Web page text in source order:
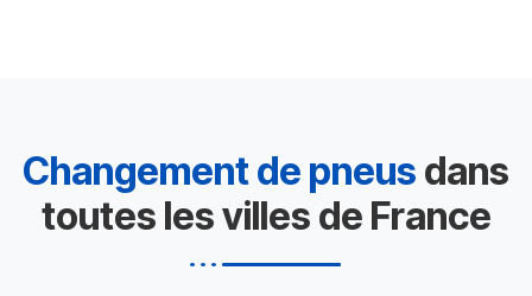
Changement de pneus dans
toutes les villes de France